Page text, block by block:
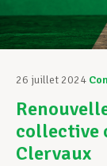
Vos
26 juillet 2024
collective
Clervaux